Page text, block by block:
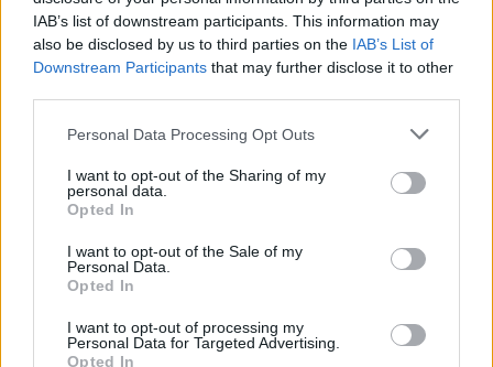
IAB’s list of downstream participants. This information may
also be disclosed by us to third parties on the IAB’s List of
Downstream Participants that may further disclose it to other
Please note that this website/app uses one or more Google
not limited to your visit or usage behaviour. You may click to
grant or deny consent to Google and its third-party tags to
use your data for below specified purposes in below Google
consent section.
Personal Data Processing Opt Outs
I want to opt-out of the Sharing of my
personal data.
Opted In
I want to opt-out of the Sale of my
Personal Data.
Opted In
I want to opt-out of processing my
Personal Data for Targeted Advertising.
Opted In
Παπαλουκάς χαμογελώντας ανταποκρίθηκε στο
χειροκρότημα των φιλάθλων της παλιάς του ομάδας…
μπορείτε να δείτε και το χαρακτηριστικό στιγμιότυπο με
τον Έλληνα σούπερ σταρ του παρελθόντος…